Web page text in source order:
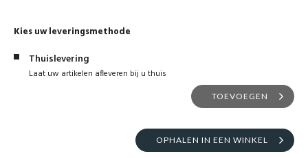
Kies uw leveringsmethode
Thuislevering
Laat uw artikelen afleveren bij u thuis
TOEVOEGEN
OPHALEN IN EEN WINKEL